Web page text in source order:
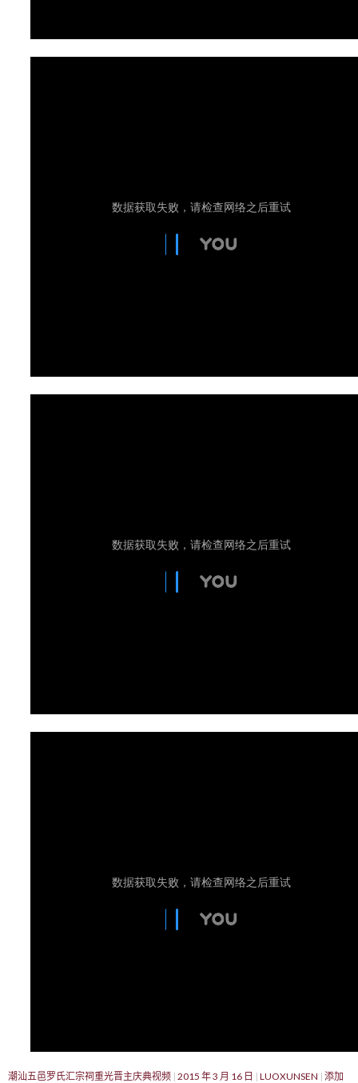
潮汕五邑罗氏汇宗祠重光晋主庆典视频 2015 年 3 月 16 日 LUOXUNSEN 添加